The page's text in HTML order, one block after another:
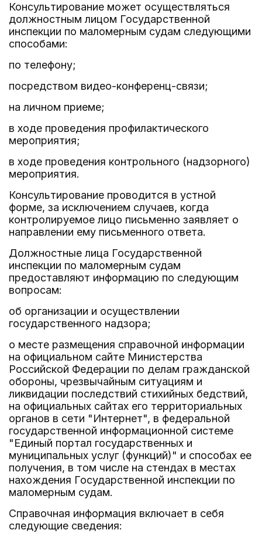
Консультирование может осуществляться
должностным лицом Государственной
инспекции по маломерным судам следующими
способами:
по телефону;
посредством видео-конференц-связи;
на личном приеме;
в ходе проведения профилактического
мероприятия;
в ходе проведения контрольного (надзорного)
мероприятия.
Консультирование проводится в устной
форме, за исключением случаев, когда
контролируемое лицо письменно заявляет о
направлении ему письменного ответа.
Должностные лица Государственной
инспекции по маломерным судам
предоставляют информацию по следующим
вопросам:
об организации и осуществлении
государственного надзора;
о месте размещения справочной информации
на официальном сайте Министерства
Российской Федерации по делам гражданской
обороны, чрезвычайным ситуациям и
ликвидации последствий стихийных бедствий,
на официальных сайтах его территориальных
органов в сети "Интернет", в федеральной
государственной информационной системе
"Единый портал государственных и
муниципальных услуг (функций)" и способах ее
получения, в том числе на стендах в местах
нахождения Государственной инспекции по
маломерным судам.
Справочная информация включает в себя
следующие сведения: